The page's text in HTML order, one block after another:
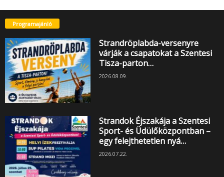
Programajánló
Strandröplabda-versenyre
várják a csapatokat a Szentesi
Tisza-parton…
2026.08.09.
Strandok Éjszakája a Szentesi
Sport- és Üdülőközpontban –
egy felejthetetlen nyá…
2026.07.22.